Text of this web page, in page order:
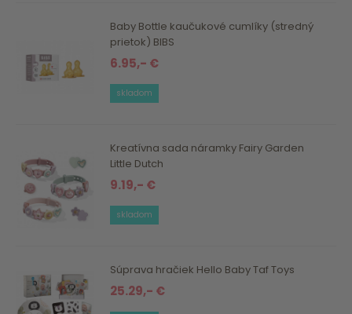
Baby Bottle kaučukové cumlíky (stredný
prietok) BIBS
6.95,- €
skladom
Kreatívna sada náramky Fairy Garden
Little Dutch
9.19,- €
skladom
Súprava hračiek Hello Baby Taf Toys
25.29,- €